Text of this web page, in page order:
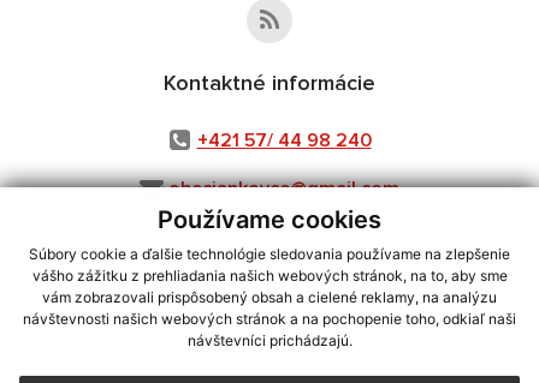
Používame cookies
Súbory cookie a ďalšie technológie sledovania používame na zlepšenie
vášho zážitku z prehliadania našich webových stránok, na to, aby sme
vám zobrazovali prispôsobený obsah a cielené reklamy, na analýzu
návštevnosti našich webových stránok a na pochopenie toho, odkiaľ naši
návštevníci prichádzajú.
Kontaktné informácie
+421 57/ 44 98 240
obecjankovce@gmail.com
využite možnosť získavania aktuálnych informácií s využitím RSS
CMS systém (redakčný) systém ECHELON 2,Mapa stránok,web portál
webex.digital, s.r.o.,domény,registrácia domény